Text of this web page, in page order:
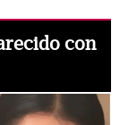
con